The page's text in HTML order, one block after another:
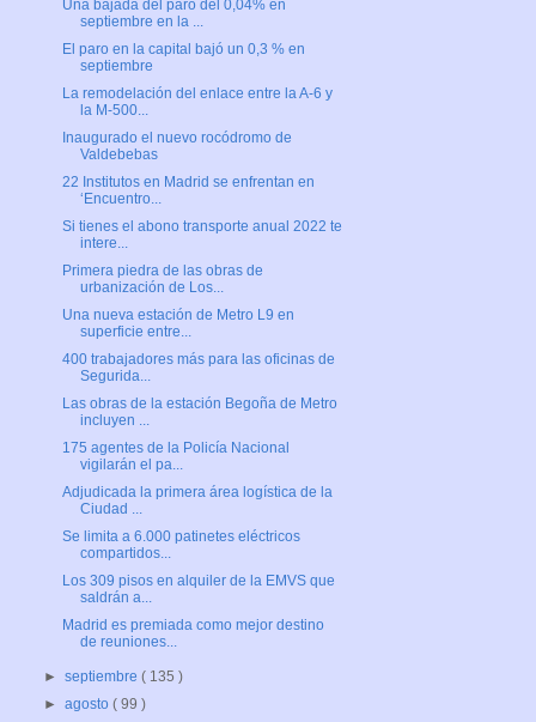
Una bajada del paro del 0,04% en
septiembre en la ...
El paro en la capital bajó un 0,3 % en
septiembre
La remodelación del enlace entre la A-6 y
la M-500...
Inaugurado el nuevo rocódromo de
Valdebebas
22 Institutos en Madrid se enfrentan en
‘Encuentro...
Si tienes el abono transporte anual 2022 te
intere...
Primera piedra de las obras de
urbanización de Los...
Una nueva estación de Metro L9 en
superficie entre...
400 trabajadores más para las oficinas de
Segurida...
Las obras de la estación Begoña de Metro
incluyen ...
175 agentes de la Policía Nacional
vigilarán el pa...
Adjudicada la primera área logística de la
Ciudad ...
Se limita a 6.000 patinetes eléctricos
compartidos...
Los 309 pisos en alquiler de la EMVS que
saldrán a...
Madrid es premiada como mejor destino
de reuniones...
►septiembre( 135 )
►agosto( 99 )